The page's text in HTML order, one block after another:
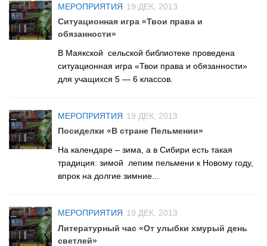
Личный кабинет
Версия для слабовидящих
МЕРОПРИЯТИЯ 19 ДЕК, 2013
Ситуационная игра «Твои права и
обязанности»
В Маякской сельской библиотеке проведена
ситуационная игра «Твои права и обязанности»
для учащихся 5 — 6 классов.
МЕРОПРИЯТИЯ 19 ДЕК, 2013
Посиделки «В стране Пельмении»
На календаре – зима, а в Сибири есть такая
традиция: зимой лепим пельмени к Новому году,
впрок на долгие зимние...
МЕРОПРИЯТИЯ 19 ДЕК, 2013
Литературный час «От улыбки хмурый день
светлей»